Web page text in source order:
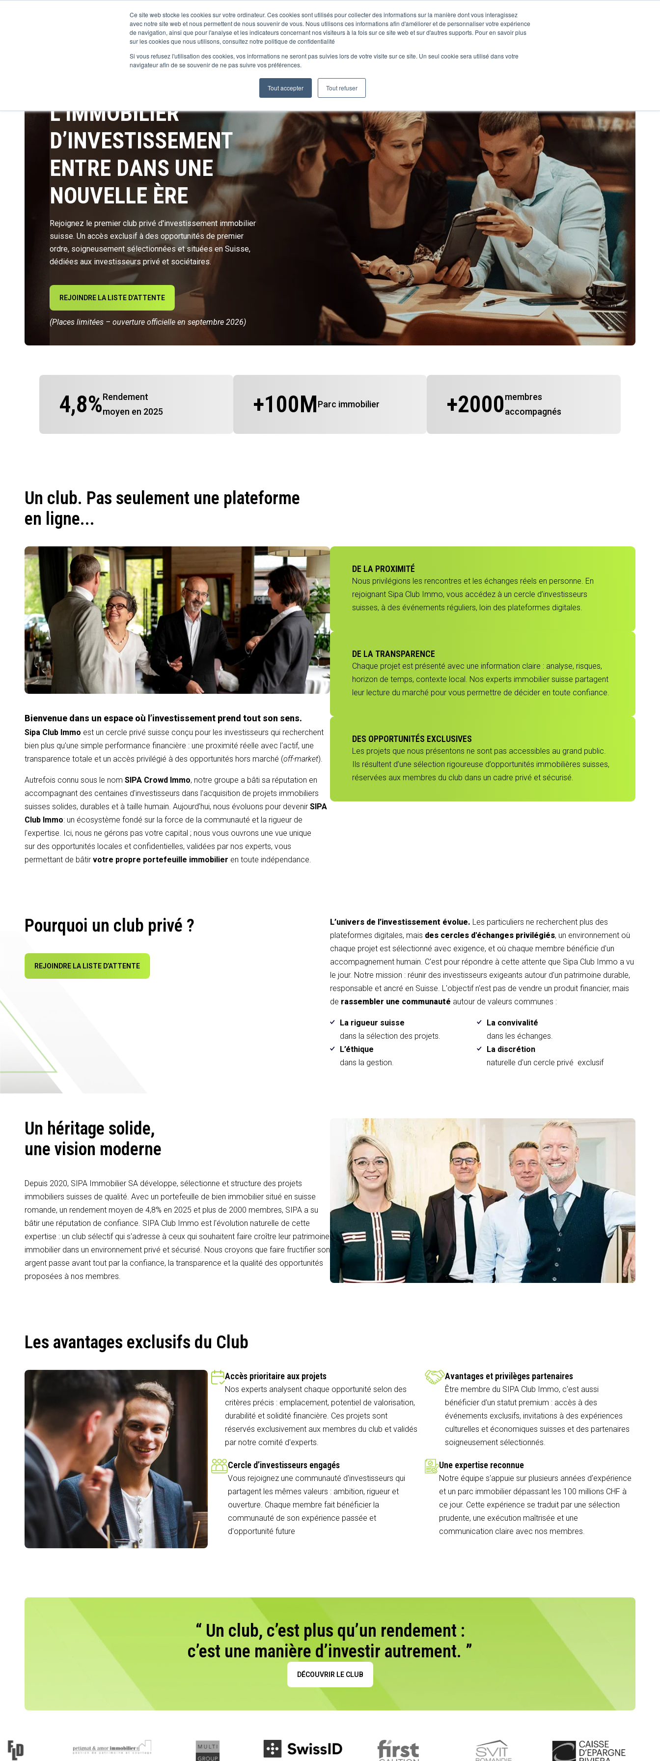
Ce site web stocke les cookies sur votre ordinateur. Ces cookies sont utilisés pour collecter des informations sur la manière dont vous interagissez
avec notre site web et nous permettent de nous souvenir de vous. Nous utilisons ces informations afin d'améliorer et de personnaliser votre expérience
de navigation, ainsi que pour l'analyse et les indicateurs concernant nos visiteurs à la fois sur ce site web et sur d'autres supports. Pour en savoir plus
sur les cookies que nous utilisons, consultez notre politique de confidentialité
Si vous refusez l'utilisation des cookies, vos informations ne seront pas suivies lors de votre visite sur ce site. Un seul cookie sera utilisé dans votre
navigateur afin de se souvenir de ne pas suivre vos préférences.
Tout accepter Tout refuser
Le ClubNos réalisationsActualités
L’IMMOBILIER
D’INVESTISSEMENT
ENTRE DANS UNE
NOUVELLE ÈRE
Rejoignez le premier club privé d'investissement immobilier
suisse. Un accès exclusif à des opportunités de premier
ordre, soigneusement sélectionnées et situées en Suisse,
dédiées aux investisseurs privé et sociétaires.
REJOINDRE LA LISTE D’ATTENTE
(Places limitées – ouverture officielle en septembre 2026)
4,8%Rendement
moyen en 2025
+100MParc immobilier +2000membres
accompagnés
Un club. Pas seulement une plateforme
en ligne...
Bienvenue dans un espace où l’investissement prend tout son sens.
Sipa Club Immo est un cercle privé suisse conçu pour les investisseurs qui recherchent
bien plus qu'une simple performance financière : une proximité réelle avec l'actif, une
transparence totale et un accès privilégié à des opportunités hors marché (off-market).
Autrefois connu sous le nom SIPA Crowd Immo, notre groupe a bâti sa réputation en
accompagnant des centaines d'investisseurs dans l'acquisition de projets immobiliers
suisses solides, durables et à taille humain. Aujourd’hui, nous évoluons pour devenir SIPA
Club Immo: un écosystème fondé sur la force de la communauté et la rigueur de
l'expertise. Ici, nous ne gérons pas votre capital ; nous vous ouvrons une vue unique
sur des opportunités locales et confidentielles, validées par nos experts, vous
permettant de bâtir votre propre portefeuille immobilier en toute indépendance.
DE LA PROXIMITÉ
Nous privilégions les rencontres et les échanges réels en personne. En
rejoignant Sipa Club Immo, vous accédez à un cercle d’investisseurs
suisses, à des événements réguliers, loin des plateformes digitales.
DE LA TRANSPARENCE
Chaque projet est présenté avec une information claire : analyse, risques,
horizon de temps, contexte local. Nos experts immobilier suisse partagent
leur lecture du marché pour vous permettre de décider en toute confiance.
DES OPPORTUNITÉS EXCLUSIVES
Les projets que nous présentons ne sont pas accessibles au grand public.
Ils résultent d’une sélection rigoureuse d’opportunités immobilières suisses,
réservées aux membres du club dans un cadre privé et sécurisé.
Pourquoi un club privé ?
REJOINDRE LA LISTE D’ATTENTE
L’univers de l’investissement évolue. Les particuliers ne recherchent plus des
plateformes digitales, mais des cercles d'échanges privilégiés, un environnement où
chaque projet est sélectionné avec exigence, et où chaque membre bénéficie d'un
accompagnement humain. C'est pour répondre à cette attente que Sipa Club Immo a vu
le jour. Notre mission : réunir des investisseurs exigeants autour d'un patrimoine durable,
responsable et ancré en Suisse. L'objectif n'est pas de vendre un produit financier, mais
de rassembler une communauté autour de valeurs communes :
La rigueur suisse
dans la sélection des projets.
La convivalité
dans les échanges.
L’éthique
dans la gestion.
La discrétion
naturelle d'un cercle privé exclusif
Un héritage solide,
une vision moderne
Depuis 2020, SIPA Immobilier SA développe, sélectionne et structure des projets
immobiliers suisses de qualité. Avec un portefeuille de bien immobilier situé en suisse
romande, un rendement moyen de 4,8% en 2025 et plus de 2000 membres, SIPA a su
bâtir une réputation de confiance. SIPA Club Immo est l'évolution naturelle de cette
expertise : un club sélectif qui s'adresse à ceux qui souhaitent faire croître leur patrimoine
immobilier dans un environnement privé et sécurisé. Nous croyons que faire fructifier son
argent passe avant tout par la confiance, la transparence et la qualité des opportunités
proposées à nos membres.
Les avantages exclusifs du Club
Accès prioritaire aux projets
Nos experts analysent chaque opportunité selon des
critères précis : emplacement, potentiel de valorisation,
durabilité et solidité financière. Ces projets sont
réservés exclusivement aux membres du club et validés
par notre comité d'experts.
Avantages et privilèges partenaires
Être membre du SIPA Club Immo, c'est aussi
bénéficier d'un statut premium : accès à des
événements exclusifs, invitations à des expériences
culturelles et économiques suisses et des partenaires
soigneusement sélectionnés.
Cercle d’investisseurs engagés
Vous rejoignez une communauté d'investisseurs qui
partagent les mêmes valeurs : ambition, rigueur et
ouverture. Chaque membre fait bénéficier la
communauté de son expérience passée et
d'opportunité future
Une expertise reconnue
Notre équipe s'appuie sur plusieurs années d'expérience
et un parc immobilier dépassant les 100 millions CHF à
ce jour. Cette expérience se traduit par une sélection
prudente, une exécution maîtrisée et une
communication claire avec nos membres.
“ Un club, c’est plus qu’un rendement :
c’est une manière d’investir autrement. ”
DÉCOUVRIR LE CLUB